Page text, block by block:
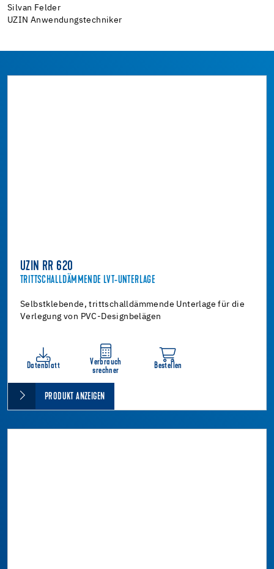
Silvan Felder
UZIN Anwendungstechniker
UZIN RR 620
TRITTSCHALLDÄMMENDE LVT-UNTERLAGE
Selbstklebende, trittschalldämmende Unterlage für die
Verlegung von PVC-Designbelägen
Datenblatt
Verbrauch
srechner
Bestellen
PRODUKT ANZEIGEN